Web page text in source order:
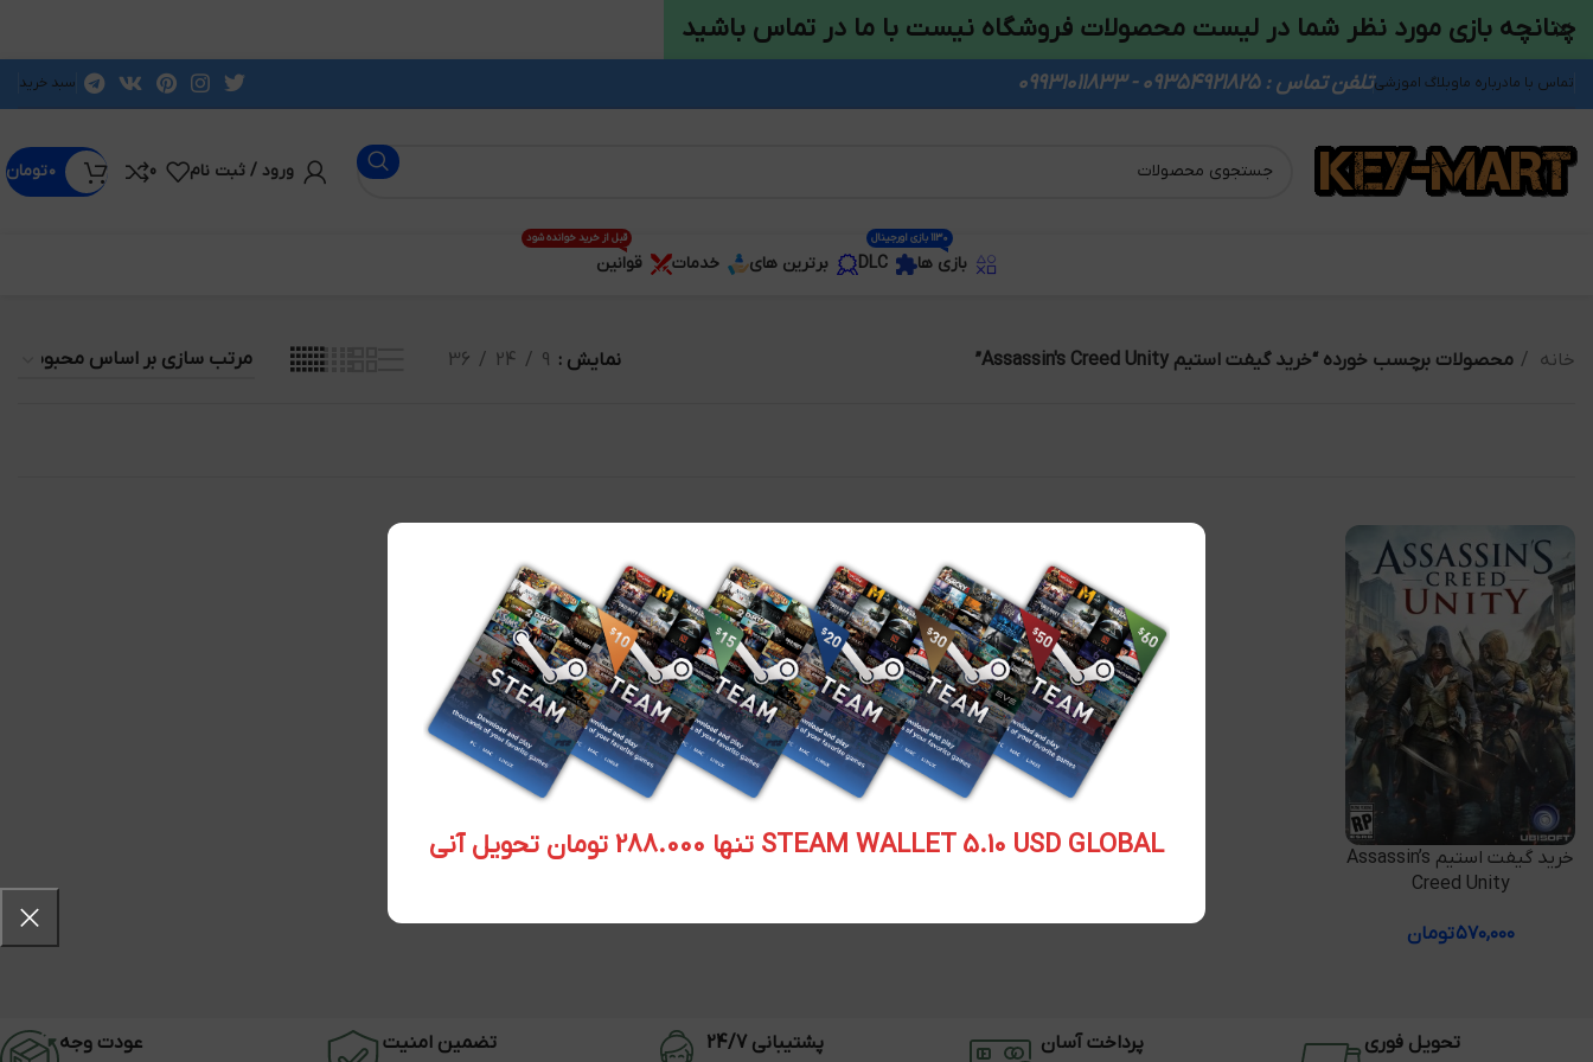
STEAM WALLET 5.10 USD GLOBAL تنها 288.000 تومان تحویل آنی
تماس با مادرباره ماوبلاگ اموزشیتلفن تماس : 09354921825 - 09931011833 سبد خرید
ورود / ثبت نام 0 ۰تومان
بازی ها
1130 بازی اورجینال
DLC برترین های خدمات قوانین
قبل از خرید خوانده شود
خانه محصولات برچسب خورده “خرید گیفت استیم Assassin's Creed Unity” نمایش 9
24
36
افزودن به سبد خرید
خرید گیفت استیم Assassin’s
Creed Unity
۵۷۰,۰۰۰تومان
تحویل فوری پرداخت آسان پشتیبانی 24/7 تضمین امنیت عودت وجه
چنانچه بازی مورد نظر شما در لیست محصولات فروشگاه نیست با ما در تماس باشید